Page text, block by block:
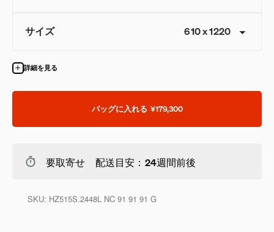
サイズ 610x1220
詳細を見る
バッグに入れる ¥179,300
要取寄せ 配送目安：24週間前後
SKU: HZ515S.2448L NC 91 91 91 G